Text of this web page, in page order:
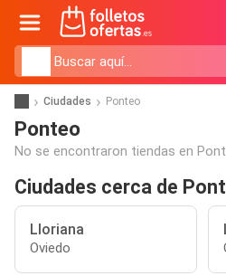
Ciudades Ponteo
Ponteo
No se encontraron tiendas en
Ciudades cerca de
Lloriana
Oviedo